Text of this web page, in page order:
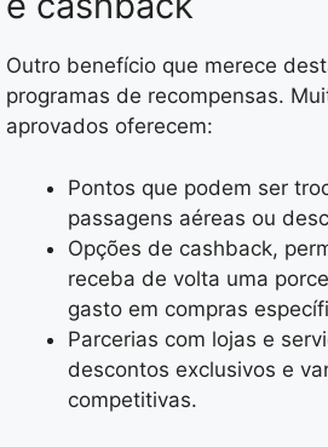
Outro benefício que merece
programas de recompensas.
aprovados oferecem:
Pontos que podem ser
passagens aéreas ou
Opções de cashback,
receba de volta uma
gasto em compras
Parcerias com lojas e
descontos exclusivos e
competitivas.